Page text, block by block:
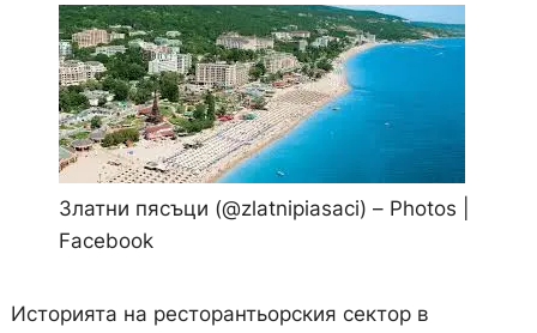
Златни пясъци (@zlatnipiasaci) – Photos |
Facebook
Историята на ресторантьорския сектор в